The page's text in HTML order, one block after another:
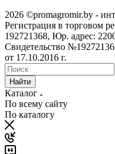
2026 ©promagromir.by -
Регистрация в торговом
192721368, Юр. адрес:
Свидетельство
от 17.10.2016 г.
Найти
Каталог
По всему сайту
По каталогу